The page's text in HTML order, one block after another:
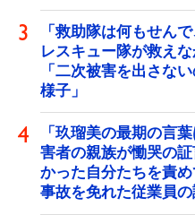
「救助隊は何もせん
レスキュー隊が救え
「二次被害を出さな
様子」
「玖瑠美の最期の
害者の親族が慟哭の
かった自分たちを責
事故を免れた従業員の